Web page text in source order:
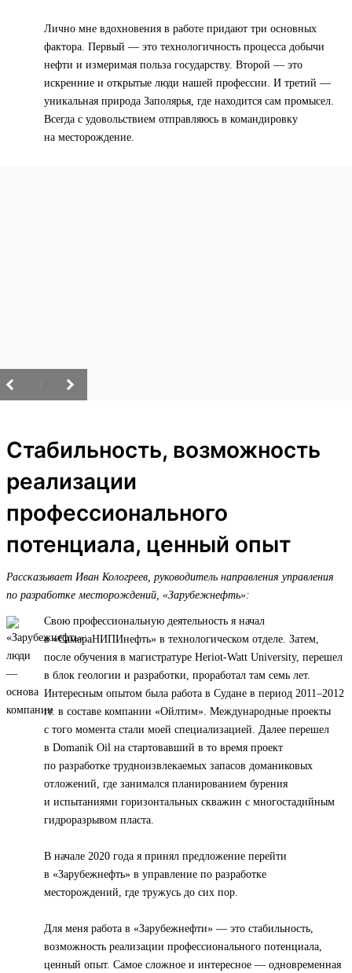
Лично мне вдохновения в работе придают три основных
фактора. Первый — это технологичность процесса добычи
нефти и измеримая польза государству. Второй — это
искренние и открытые люди нашей профессии. И третий —
уникальная природа Заполярья, где находится сам промысел.
Всегда с удовольствием отправляюсь в командировку
на месторождение.
Стабильность, возможность
реализации
профессионального
потенциала, ценный опыт
Рассказывает Иван Кологреев, руководитель направления управления
по разработке месторождений, «Зарубежнефть»:
Свою профессиональную деятельность я начал
в «СамараНИПИнефть» в технологическом отделе. Затем,
после обучения в магистратуре Heriot-Watt University, перешел
в блок геологии и разработки, проработал там семь лет.
Интересным опытом была работа в Судане в период 2011–2012
гг. в составе компании «Ойлтим». Международные проекты
с того момента стали моей специализацией. Далее перешел
в Domanik Oil на стартовавший в то время проект
по разработке трудноизвлекаемых запасов доманиковых
отложений, где занимался планированием бурения
и испытаниями горизонтальных скважин с многостадийным
гидроразрывом пласта.
В начале 2020 года я принял предложение перейти
в «Зарубежнефть» в управление по разработке
месторождений, где тружусь до сих пор.
Для меня работа в «Зарубежнефти» — это стабильность,
возможность реализации профессионального потенциала,
ценный опыт. Самое сложное и интересное — одновременная